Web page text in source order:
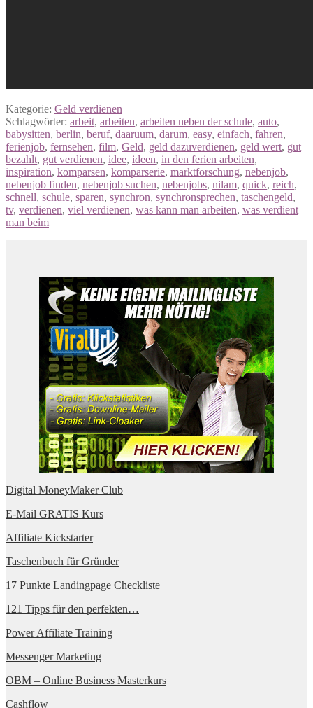
Kategorie: Geld verdienen
Schlagwörter: arbeit, arbeiten, arbeiten neben der schule, auto,
babysitten, berlin, beruf, daaruum, darum, easy, einfach, fahren,
ferienjob, fernsehen, film, Geld, geld dazuverdienen, geld wert, gut
bezahlt, gut verdienen, idee, ideen, in den ferien arbeiten,
inspiration, komparsen, komparserie, marktforschung, nebenjob,
nebenjob finden, nebenjob suchen, nebenjobs, nilam, quick, reich,
schnell, schule, sparen, synchron, synchronsprechen, taschengeld,
tv, verdienen, viel verdienen, was kann man arbeiten, was verdient
man beim
Digital MoneyMaker Club
E-Mail GRATIS Kurs
Affiliate Kickstarter
Taschenbuch für Gründer
17 Punkte Landingpage Checkliste
121 Tipps für den perfekten…
Power Affiliate Training
Messenger Marketing
OBM – Online Business Masterkurs
Cashflow